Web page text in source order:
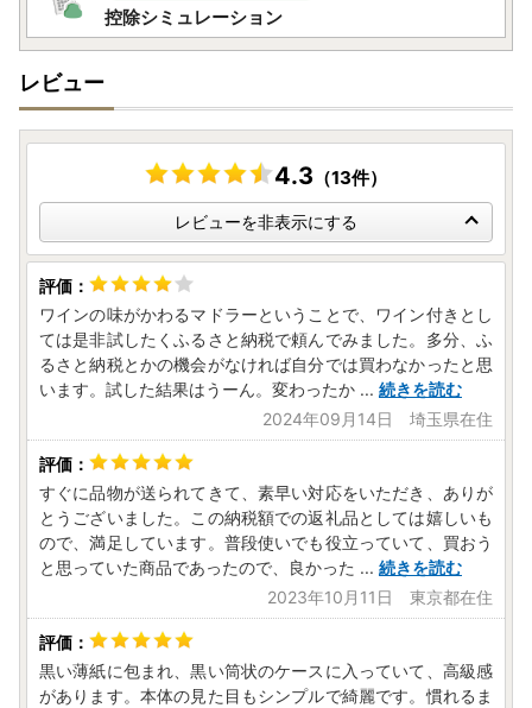
控除シミュレーション
レビュー
4.3 （13件）
レビューを非表示にする
ワインの味がかわるマドラーということで、ワイン付きとし
ては是非試したくふるさと納税で頼んでみました。多分、ふ
るさと納税とかの機会がなければ自分では買わなかったと思
います。試した結果はうーん。変わったか ... 続きを読む
2024年09月14日 埼玉県在住
すぐに品物が送られてきて、素早い対応をいただき、ありが
とうございました。この納税額での返礼品としては嬉しいも
ので、満足しています。普段使いでも役立っていて、買おう
と思っていた商品であったので、良かった ... 続きを読む
2023年10月11日 東京都在住
黒い薄紙に包まれ、黒い筒状のケースに入っていて、高級感
があります。本体の見た目もシンプルで綺麗です。慣れるま